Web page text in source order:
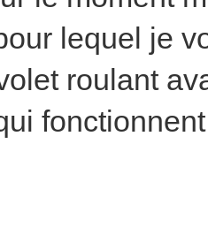
lequel je
roulant